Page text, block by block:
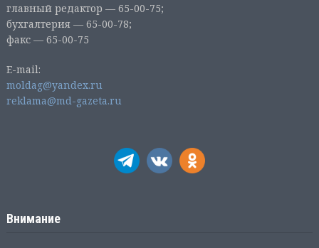
главный редактор — 65-00-75;
бухгалтерия — 65-00-78;
факс — 65-00-75
E-mail:
moldag@yandex.ru
reklama@md-gazeta.ru
Внимание